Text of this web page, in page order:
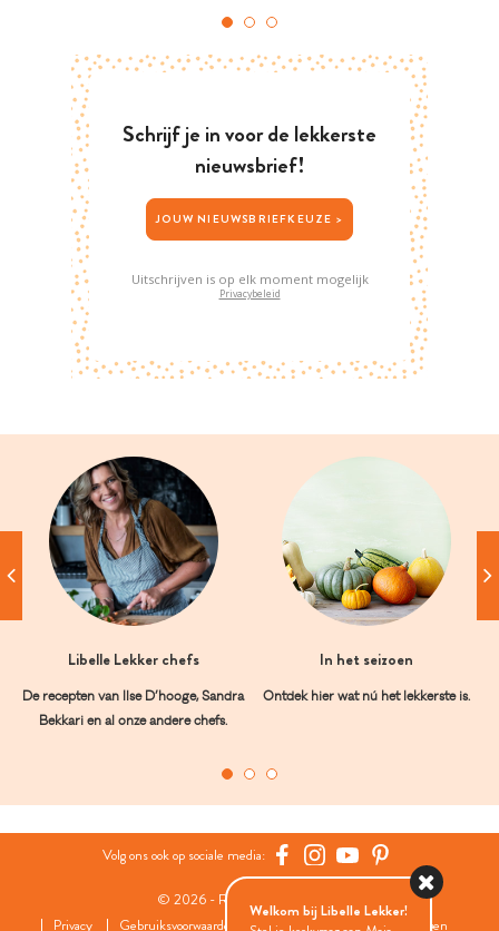
Schrijf je in voor de lekkerste
nieuwsbrief!
JOUW NIEUWSBRIEFKEUZE >
Uitschrijven is op elk moment mogelijk
Privacybeleid
Libelle Lekker chefs
De recepten van Ilse D’hooge, Sandra
Bekkari en al onze andere chefs.
In het seizoen
Ontdek hier wat nú het lekkerste is.
Volg ons ook op sociale media:
© 2026 - Roularta Media Group
Privacy
Gebruiksvoorwaarden Cookies Cookies instellingen
Welkom bij Libelle Lekker!